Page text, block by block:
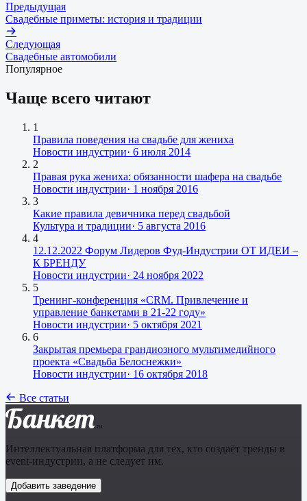
Предыдущая
Свадебные приметы: история и традиции
Следующая
Свадебные автомобили
Популярное
Чаще всего читают
1
Правила поведения на свадьбе для жениха
Новости индустрии· 6 июля 2014
2
Правая рука жениха: обязанности шафера на свадьбе
Новости индустрии· 1 ноября 2016
3
Какие правила девичника перед свадьбой
Культура и традиции· 5 августа 2016
4
12.12.2022 Форум Лидеров Фуд-Индустрии ОТ ИДЕИ –
К БРЕНДУ
Новости индустрии· 24 ноября 2022
5
Тренинг-конференция «CRM. Привлечение и
управление банкетами в 21-22 году»
Новости индустрии· 5 октября 2021
6
Закрытая премьера грандиозного мультимедийного
проекта «Свадьба Белоснежки»
Новости индустрии· 16 октября 2018
Все статьи
Банкет .ru
Интеллектуальная платформа для тех, кто создаёт тренды в
event-индустрии, а не следует им.
Добавить заведение